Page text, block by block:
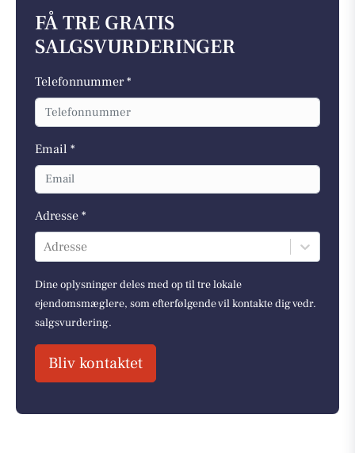
FÅ TRE GRATIS
SALGSVURDERINGER
Telefonnummer *
Email *
Adresse *
Adresse
Dine oplysninger deles med op til tre lokale
ejendomsmæglere, som efterfølgende vil kontakte dig vedr.
salgsvurdering.
Bliv kontaktet